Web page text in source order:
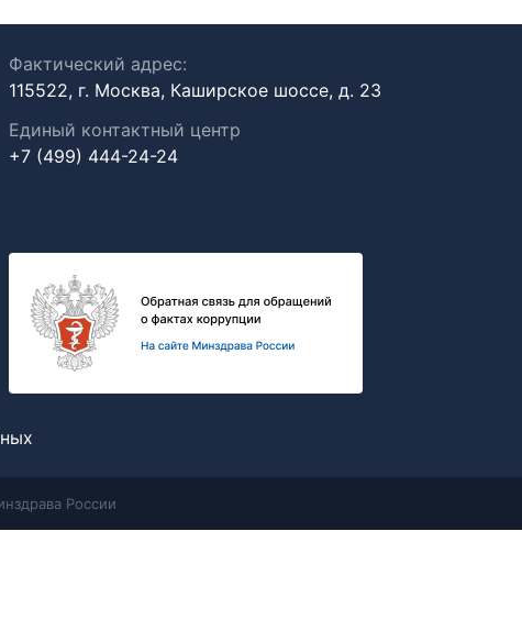
Фактический адрес:
115522, г. Москва, Каширское шоссе, д. 23
Единый контактный центр
+7 (499) 444-24-24
России